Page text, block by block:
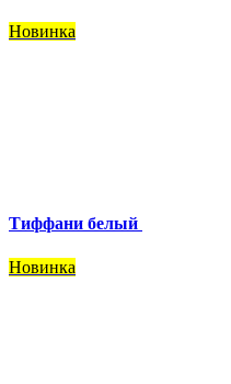
Новинка
Тиффани белый
Новинка